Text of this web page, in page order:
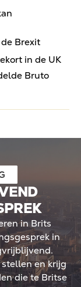
Brexit
in de UK
Bruto
in Brits
in
en krijg
die te Britse